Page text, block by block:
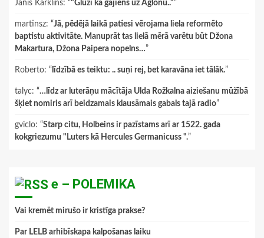
Janis Karklins: “"Gluži kā gājiens uz Aglonu.."”
martinsz: “Jā, pēdējā laikā patiesi vērojama liela reformēto
baptistu aktivitāte. Manuprāt tas lielā mērā varētu būt Džona
Makartura, Džona Paipera nopelns…”
Roberto: “ līdzībā es teiktu: .. suņi rej, bet karavāna iet tālāk.”
talyc: “…līdz ar luterāņu mācītāja Ulda Rožkalna aiziešanu mūžībā
šķiet nomiris arī beidzamais klausāmais gabals tajā radio”
gviclo: “Starp citu, Holbeins ir pazīstams arī ar 1522. gada
kokgriezumu "Luters kā Hercules Germanicuss ".”
e – POLEMIKA
Vai kremēt mirušo ir kristīga prakse?
Par LELB arhibīskapa kalpošanas laiku